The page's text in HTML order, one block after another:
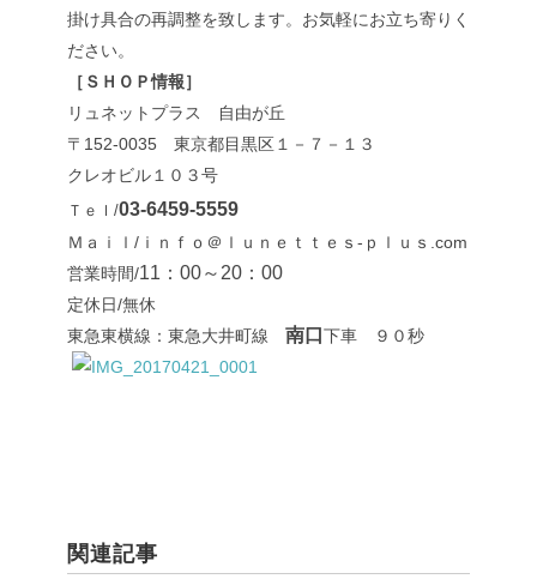
掛け具合の再調整を致します。お気軽にお立ち寄りく
ださい。
［ＳＨＯＰ情報］
リュネットプラス 自由が丘
〒152-0035 東京都目黒区１－７－１３
クレオビル１０３号
Ｔｅｌ/03-6459-5559
Ｍａｉｌ/ｉｎｆｏ＠ｌｕｎｅｔｔｅｓ-ｐｌｕｓ.com
営業時間/11：00～20：00
定休日/無休
東急東横線：東急大井町線 南口 下車 ９０秒
関連記事